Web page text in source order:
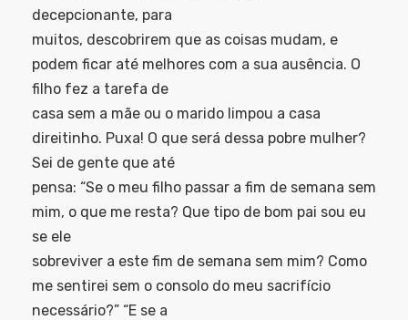
decepcionante, para
muitos, descobrirem que as coisas mudam, e
podem ficar até melhores com a sua ausência. O
filho fez a tarefa de
casa sem a mãe ou o marido limpou a casa
direitinho. Puxa! O que será dessa pobre mulher?
Sei de gente que até
pensa: “Se o meu filho passar a fim de semana sem
mim, o que me resta? Que tipo de bom pai sou eu
se ele
sobreviver a este fim de semana sem mim? Como
me sentirei sem o consolo do meu sacrifício
necessário?” “E se a